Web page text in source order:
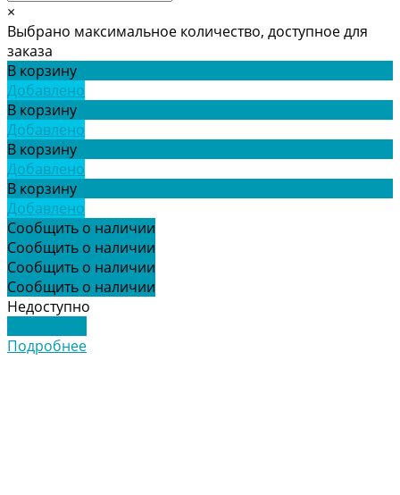
×
Выбрано максимальное количество, доступное для
заказа
В корзину
Добавлено
В корзину
Добавлено
В корзину
Добавлено
В корзину
Добавлено
Сообщить о наличии
Сообщить о наличии
Сообщить о наличии
Сообщить о наличии
Недоступно
Подробнее